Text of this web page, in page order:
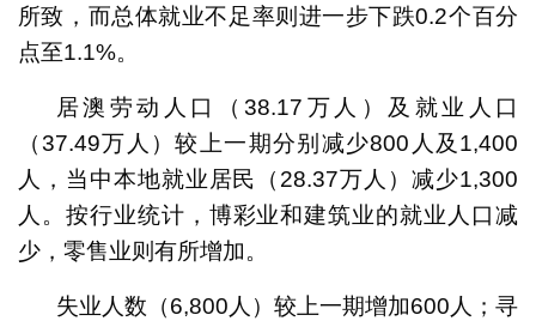
所致，而总体就业不足率则进一步下跌0.2个百分
点至1.1%。
居澳劳动人口（38.17万人）及就业人口
（37.49万人）较上一期分别减少800人及1,400
人，当中本地就业居民（28.37万人）减少1,300
人。按行业统计，博彩业和建筑业的就业人口减
少，零售业则有所增加。
失业人数（6,800人）较上一期增加600人；寻